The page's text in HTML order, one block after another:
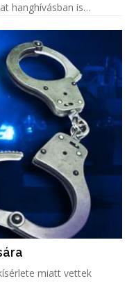
hanghívásban is
miatt vettek